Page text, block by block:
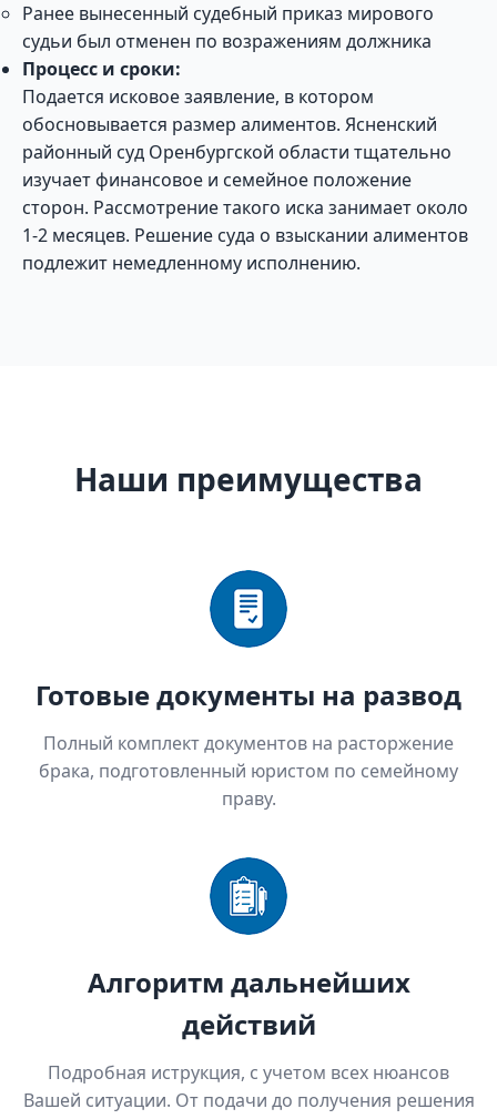
Ранее вынесенный судебный приказ мирового
судьи был отменен по возражениям должника
Процесс и сроки:
Подается исковое заявление, в котором
обосновывается размер алиментов. Ясненский
районный суд Оренбургской области тщательно
изучает финансовое и семейное положение
сторон. Рассмотрение такого иска занимает около
1-2 месяцев. Решение суда о взыскании алиментов
подлежит немедленному исполнению.
Наши преимущества
Готовые документы на развод
Полный комплект документов на расторжение
брака, подготовленный юристом по семейному
праву.
Алгоритм дальнейших
действий
Подробная иструкция, с учетом всех нюансов
Вашей ситуации. От подачи до получения решения